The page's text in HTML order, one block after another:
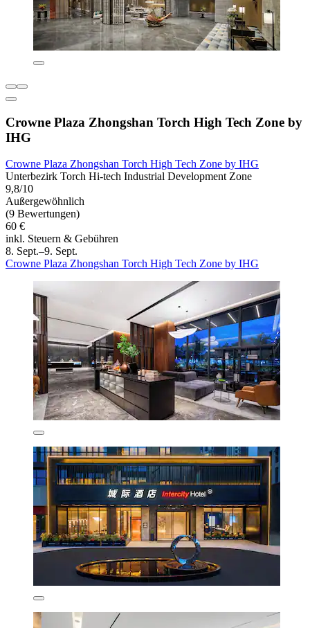
Crowne Plaza Zhongshan Torch High Tech Zone by
IHG
Crowne Plaza Zhongshan Torch High Tech Zone by IHG
Unterbezirk Torch Hi-tech Industrial Development Zone
9,8/10
Außergewöhnlich
(9 Bewertungen)
60 €
inkl. Steuern & Gebühren
8. Sept.–9. Sept.
Crowne Plaza Zhongshan Torch High Tech Zone by IHG